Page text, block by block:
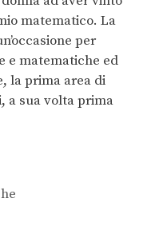
matematico. La
per
e matematiche ed
la prima area di
a sua volta prima